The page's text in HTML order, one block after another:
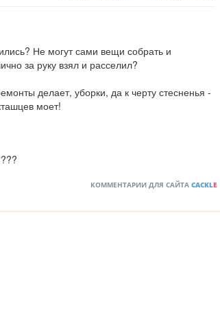
Не могут сами вещи собрать и
за руку взял и расселил?
делает, уборки, да к черту стесненья -
моет!
КОММЕНТАРИИ ДЛЯ САЙТА CACKLE